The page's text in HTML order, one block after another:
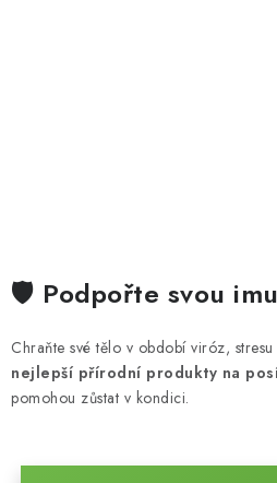
🛡️ Podpořte svou
Chraňte své tělo v období viróz,
nejlepší přírodní produkty na
pomohou zůstat v kondici.